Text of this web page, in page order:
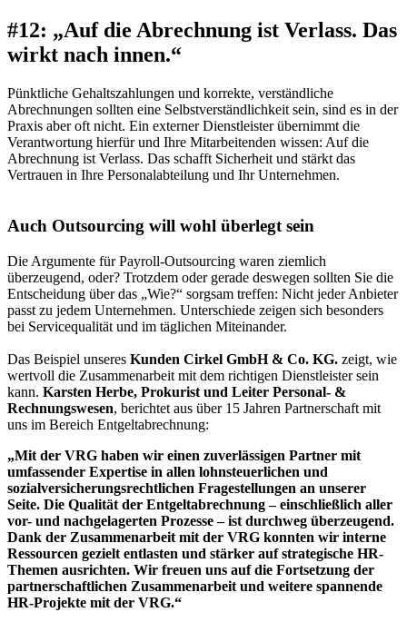
#12: „Auf die Abrechnung ist Verlass. Das
wirkt nach innen.“
Pünktliche Gehaltszahlungen und korrekte, verständliche
Abrechnungen sollten eine Selbstverständlichkeit sein, sind es in der
Praxis aber oft nicht. Ein externer Dienstleister übernimmt die
Verantwortung hierfür und Ihre Mitarbeitenden wissen: Auf die
Abrechnung ist Verlass. Das schafft Sicherheit und stärkt das
Vertrauen in Ihre Personalabteilung und Ihr Unternehmen.
Auch Outsourcing will wohl überlegt sein
Die Argumente für Payroll-Outsourcing waren ziemlich
überzeugend, oder? Trotzdem oder gerade deswegen sollten Sie die
Entscheidung über das „Wie?“ sorgsam treffen: Nicht jeder Anbieter
passt zu jedem Unternehmen. Unterschiede zeigen sich besonders
bei Servicequalität und im täglichen Miteinander.
Das Beispiel unseres Kunden Cirkel GmbH & Co. KG. zeigt, wie
wertvoll die Zusammenarbeit mit dem richtigen Dienstleister sein
kann. Karsten Herbe, Prokurist und Leiter Personal- &
Rechnungswesen, berichtet aus über 15 Jahren Partnerschaft mit
uns im Bereich Entgeltabrechnung:
„Mit der VRG haben wir einen zuverlässigen Partner mit
umfassender Expertise in allen lohnsteuerlichen und
sozialversicherungsrechtlichen Fragestellungen an unserer
Seite. Die Qualität der Entgeltabrechnung – einschließlich aller
vor- und nachgelagerten Prozesse – ist durchweg überzeugend.
Dank der Zusammenarbeit mit der VRG konnten wir interne
Ressourcen gezielt entlasten und stärker auf strategische HR-
Themen ausrichten. Wir freuen uns auf die Fortsetzung der
partnerschaftlichen Zusammenarbeit und weitere spannende
HR-Projekte mit der VRG.“